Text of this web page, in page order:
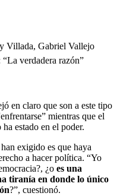
Villada, Gabriel Vallejo
verdadera razón”
en claro que son a este tipo
mientras que el
estado en el poder.
exigido es que haya
a hacer política. “Yo
¿o es una
tiranía en donde lo único
?”, cuestionó.